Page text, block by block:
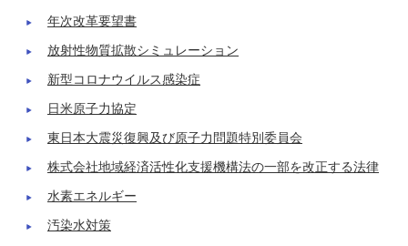
年次改革要望書
放射性物質拡散シミュレーション
新型コロナウイルス感染症
日米原子力協定
東日本大震災復興及び原子力問題特別委員会
株式会社地域経済活性化支援機構法の一部を改正する法律
水素エネルギー
汚染水対策